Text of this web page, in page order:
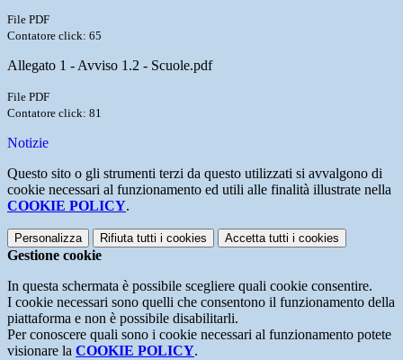
File PDF
Contatore click: 65
Allegato 1 - Avviso 1.2 - Scuole.pdf
File PDF
Contatore click: 81
Notizie
Questo sito o gli strumenti terzi da questo utilizzati si avvalgono di
cookie necessari al funzionamento ed utili alle finalità illustrate nella
COOKIE POLICY.
Personalizza Rifiuta tutti i cookies Accetta tutti i cookies
Gestione cookie
In questa schermata è possibile scegliere quali cookie consentire.
I cookie necessari sono quelli che consentono il funzionamento della
piattaforma e non è possibile disabilitarli.
Per conoscere quali sono i cookie necessari al funzionamento potete
visionare la COOKIE POLICY.